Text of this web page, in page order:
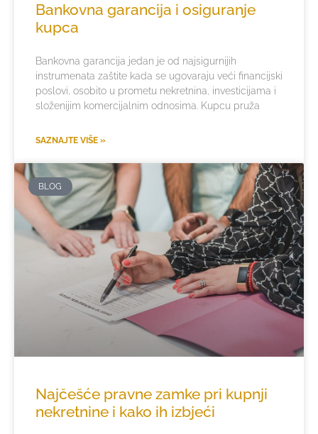
Bankovna garancija i osiguranje
kupca
Bankovna garancija jedan je od najsigurnijih
instrumenata zaštite kada se ugovaraju veći financijski
poslovi, osobito u prometu nekretnina, investicijama i
složenijim komercijalnim odnosima. Kupcu pruža
SAZNAJTE VIŠE »
BLOG
Najčešće pravne zamke pri kupnji
nekretnine i kako ih izbjeći